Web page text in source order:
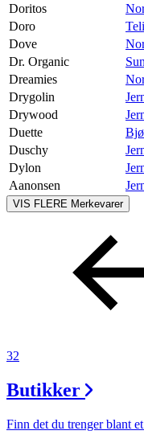
Doritos
Doro
Dove
Dr. Organic
Dreamies
Drygolin
Drywood
Duette
Duschy
Dylon
Aanonsen
VIS FLERE Merkevarer
32
Butikker
Finn det du trenger blant